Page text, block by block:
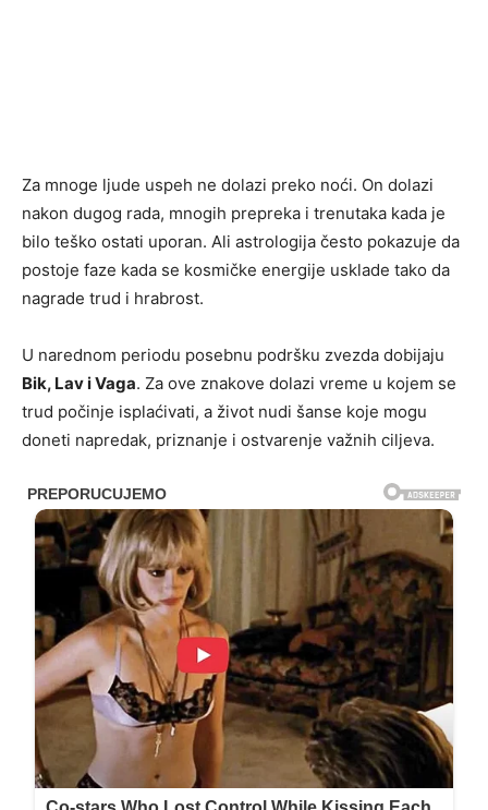
Za mnoge ljude uspeh ne dolazi preko noći. On dolazi
nakon dugog rada, mnogih prepreka i trenutaka kada je
bilo teško ostati uporan. Ali astrologija često pokazuje da
postoje faze kada se kosmičke energije usklade tako da
nagrade trud i hrabrost.
U narednom periodu posebnu podršku zvezda dobijaju
Bik, Lav i Vaga. Za ove znakove dolazi vreme u kojem se
trud počinje isplaćivati, a život nudi šanse koje mogu
doneti napredak, priznanje i ostvarenje važnih ciljeva.